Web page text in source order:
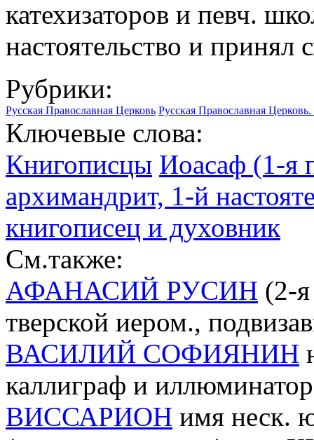
катехизаторов и певч.
настоятельство и
Рубрики:
Русская Православная Церковь Русская Православная
Ключевые слова:
Книгописцы Иоасаф (1-я
архимандрит, 1-й
книгописец и духовник
См.также:
АФАНАСИЙ РУСИН (2-
тверской иером.,
ВАСИЛИЙ СОФИЯНИН
каллиграф и
ВИССАРИОН имя неск.